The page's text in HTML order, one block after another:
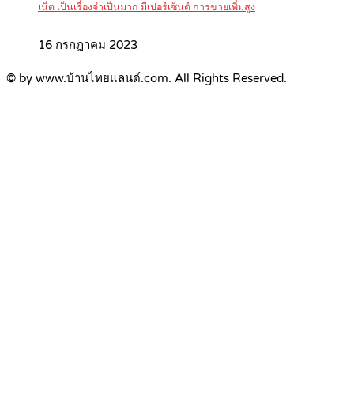
เน็ต เป็นเรื่องจำเป็นมาก มีเปอร์เซ็นต์ การขายเพิ่มสูง
16 กรกฎาคม 2023
© by www.บ้านไทยแลนด์.com. All Rights Reserved.